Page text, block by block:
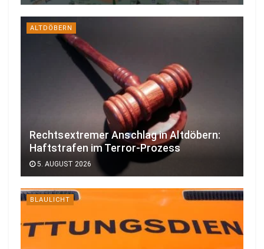
ALTDÖBERN
Rechtsextremer Anschlag in Altdöbern:
Haftstrafen im Terror-Prozess
5. AUGUST 2026
BLAULICHT